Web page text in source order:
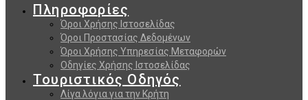
Πληροφορίες
Όροι Χρήσης Ιστοσελίδας
Όροι Προστασίας Δεδομένων
Όροι Χρήσης Υπηρεσίας Μεταφορών
Οδηγίες Χρήσης Ιστοσελίδας
Τουριστικός Οδηγός
Λίγα λόγια για την Κρήτη